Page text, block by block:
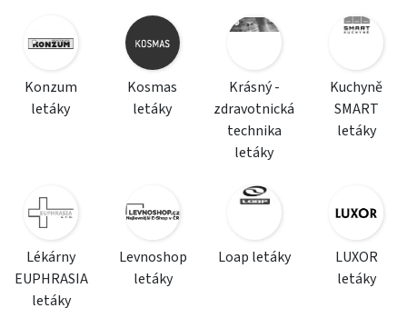
Konzum
letáky
Kosmas
letáky
Krásný -
zdravotnická
technika
letáky
Kuchyně
SMART
letáky
Lékárny
EUPHRASIA
letáky
Levnoshop
letáky
Loap letáky
LUXOR
letáky